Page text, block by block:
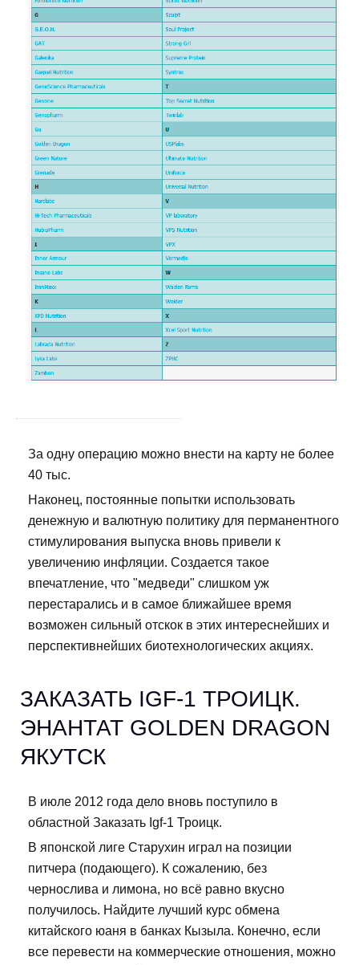
За одну операцию можно внести на карту не более
40 тыс.
Наконец, постоянные попытки использовать
денежную и валютную политику для перманентного
стимулирования выпуска вновь привели к
увеличению инфляции. Создается такое
впечатление, что "медведи" слишком уж
перестарались и в самое ближайшее время
возможен сильный отскок в этих интереснейших и
перспективнейших биотехнологических акциях.
ЗАКАЗАТЬ IGF-1 ТРОИЦК.
ЭНАНТАТ GOLDEN DRAGON
ЯКУТСК
В июле 2012 года дело вновь поступило в
областной Заказать Igf-1 Троицк.
В японской лиге Старухин играл на позиции
питчера (подающего). К сожалению, без
чернослива и лимона, но всё равно вкусно
получилось. Найдите лучший курс обмена
китайского юаня в банках Кызыла. Конечно, если
все перевести на коммерческие отношения, можно